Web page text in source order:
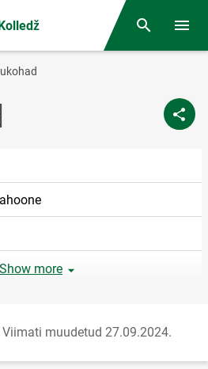
Otsing
Show more
Viimati muudetud 27.09.2024.